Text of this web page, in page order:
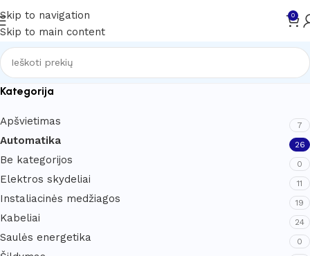
Skip to navigation
Skip to main content
0
Kategorija
Apšvietimas 7
Automatika 26
Be kategorijos 0
Elektros skydeliai 11
Instaliacinės medžiagos 19
Kabeliai 24
Saulės energetika 0